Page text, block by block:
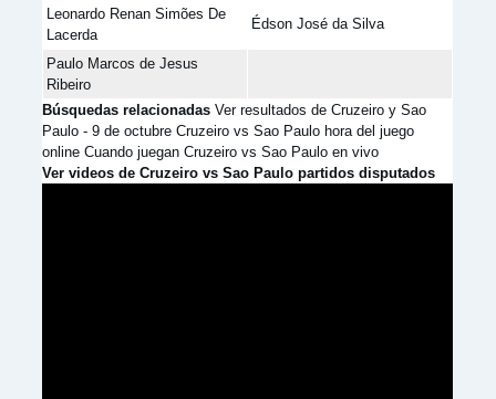
Leonardo Renan Simões De
Lacerda
Édson José da Silva
Paulo Marcos de Jesus
Ribeiro
Búsquedas relacionadas Ver resultados de Cruzeiro y Sao
Paulo - 9 de octubre Cruzeiro vs Sao Paulo hora del juego
online Cuando juegan Cruzeiro vs Sao Paulo en vivo
Ver videos de Cruzeiro vs Sao Paulo partidos disputados